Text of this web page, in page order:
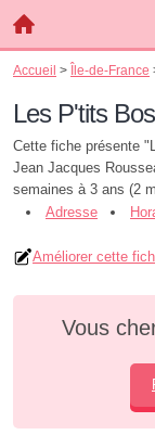
Accueil > Île-de-France
Les P'tits
Cette fiche présente
Jean Jacques
semaines à 3 ans (2
Adresse
Améliorer cette
Vous